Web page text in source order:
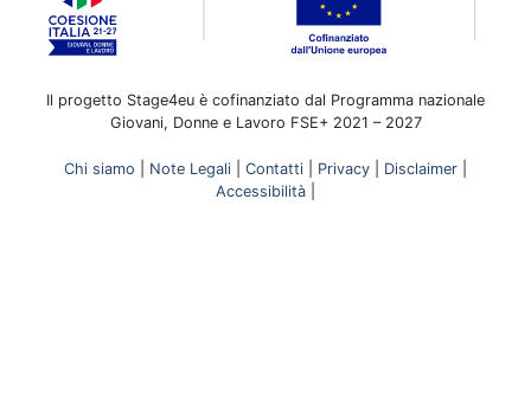
Il progetto Stage4eu è cofinanziato dal Programma nazionale
Giovani, Donne e Lavoro FSE+ 2021 – 2027
Chi siamo Note Legali Contatti Privacy Disclaimer
Accessibilità